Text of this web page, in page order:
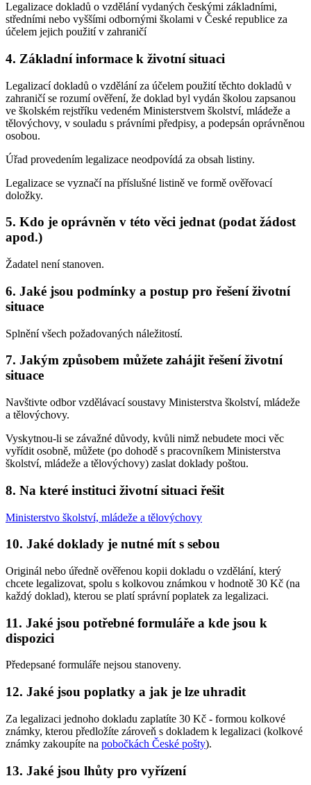
Legalizace dokladů o vzdělání vydaných českými základními,
středními nebo vyššími odbornými školami v České republice za
účelem jejich použití v zahraničí
4. Základní informace k životní situaci
Legalizací dokladů o vzdělání za účelem použití těchto dokladů v
zahraničí se rozumí ověření, že doklad byl vydán školou zapsanou
ve školském rejstříku vedeném Ministerstvem školství, mládeže a
tělovýchovy, v souladu s právními předpisy, a podepsán oprávněnou
osobou.
Úřad provedením legalizace neodpovídá za obsah listiny.
Legalizace se vyznačí na příslušné listině ve formě ověřovací
doložky.
5. Kdo je oprávněn v této věci jednat (podat žádost
apod.)
Žadatel není stanoven.
6. Jaké jsou podmínky a postup pro řešení životní
situace
Splnění všech požadovaných náležitostí.
7. Jakým způsobem můžete zahájit řešení životní
situace
Navštivte odbor vzdělávací soustavy Ministerstva školství, mládeže
a tělovýchovy.
Vyskytnou-li se závažné důvody, kvůli nimž nebudete moci věc
vyřídit osobně, můžete (po dohodě s pracovníkem Ministerstva
školství, mládeže a tělovýchovy) zaslat doklady poštou.
8. Na které instituci životní situaci řešit
Ministerstvo školství, mládeže a tělovýchovy
10. Jaké doklady je nutné mít s sebou
Originál nebo úředně ověřenou kopii dokladu o vzdělání, který
chcete legalizovat, spolu s kolkovou známkou v hodnotě 30 Kč (na
každý doklad), kterou se platí správní poplatek za legalizaci.
11. Jaké jsou potřebné formuláře a kde jsou k
dispozici
Předepsané formuláře nejsou stanoveny.
12. Jaké jsou poplatky a jak je lze uhradit
Za legalizaci jednoho dokladu zaplatíte 30 Kč - formou kolkové
známky, kterou předložíte zároveň s dokladem k legalizaci (kolkové
známky zakoupíte na pobočkách České pošty).
13. Jaké jsou lhůty pro vyřízení